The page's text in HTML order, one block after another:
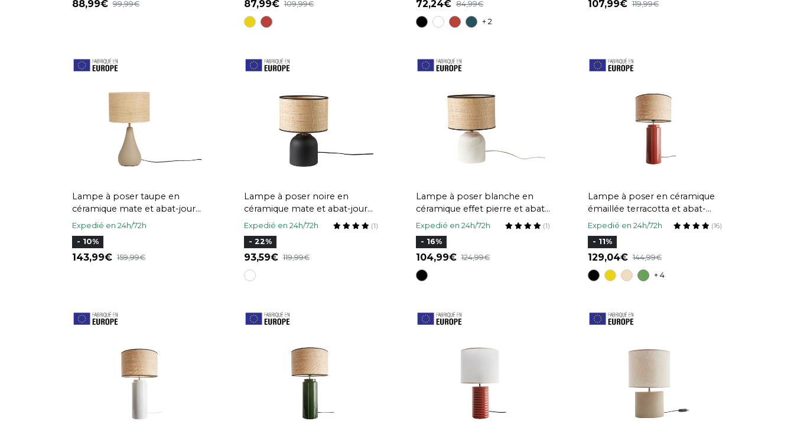
88,99 99,99 87,99 109,99 72,24 84,99
+ 2
107,99 119,99
Lampe à poser taupe en
céramique mate et abat-jour
en raphia H49 cm PYRUS
Expedié en 24h/72h
- 10%
143,99 159,99
Lampe à poser noire en
céramique mate et abat-jour
en raphia H35 cm ROCHA
Expedié en 24h/72h (1)
- 22%
93,59 119,99
Lampe à poser blanche en
céramique effet pierre et abat-
jour en raphia H35 cm ROCHA
Expedié en 24h/72h (1)
- 16%
104,99 124,99
Lampe à poser en céramique
émaillée terracotta et abat-
jour en raphia naturel H64 cm
MAJES
Expedié en 24h/72h (16)
- 11%
129,04 144,99
+ 4